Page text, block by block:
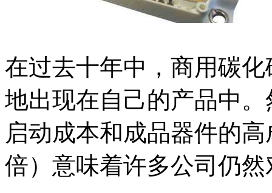
在过去十年中，商用碳
地出现在自己的产品中
启动成本和成品器件的
倍）意味着许多公司仍